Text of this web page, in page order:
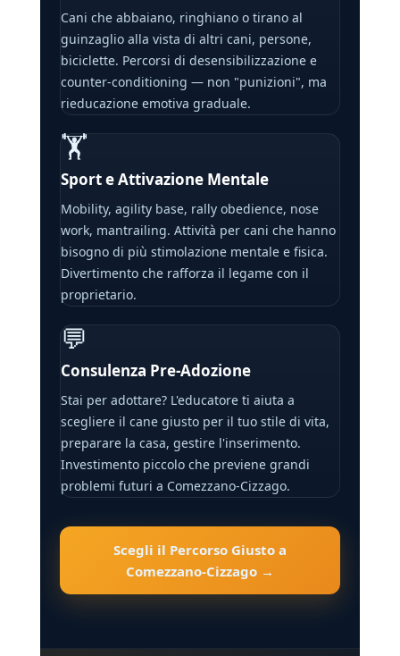
Cani che abbaiano, ringhiano o tirano al
guinzaglio alla vista di altri cani, persone,
biciclette. Percorsi di desensibilizzazione e
counter-conditioning — non "punizioni", ma
rieducazione emotiva graduale.
🏋
Sport e Attivazione Mentale
Mobility, agility base, rally obedience, nose
work, mantrailing. Attività per cani che hanno
bisogno di più stimolazione mentale e fisica.
Divertimento che rafforza il legame con il
proprietario.
💬
Consulenza Pre-Adozione
Stai per adottare? L'educatore ti aiuta a
scegliere il cane giusto per il tuo stile di vita,
preparare la casa, gestire l'inserimento.
Investimento piccolo che previene grandi
problemi futuri a Comezzano-Cizzago.
Scegli il Percorso Giusto a
Comezzano-Cizzago →